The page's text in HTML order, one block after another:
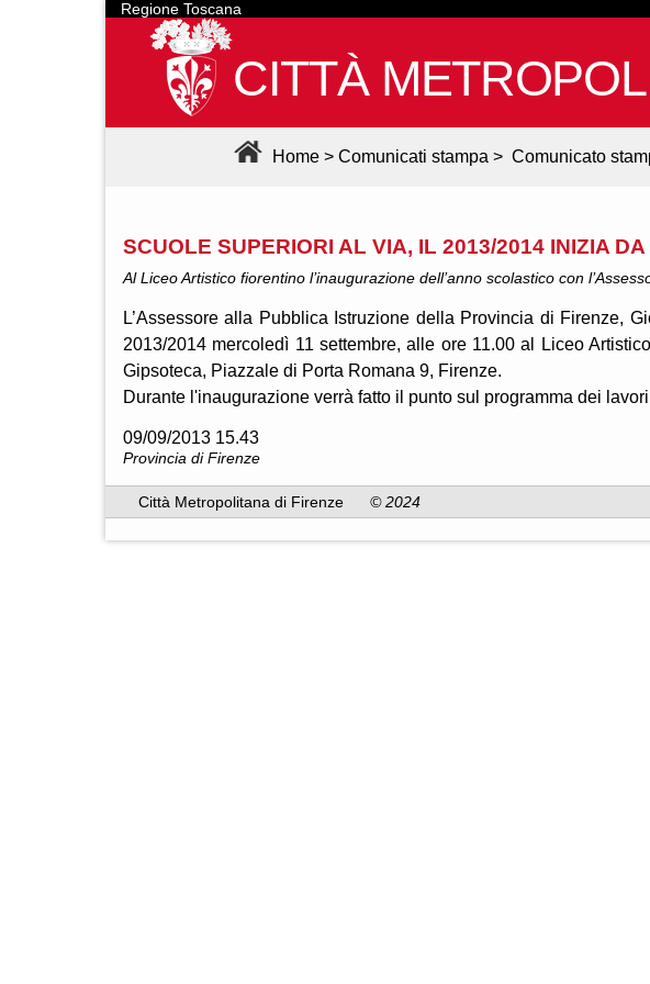
Regione Toscana
CITTÀ
Home > Comunicati stampa > Comunicato
SCUOLE SUPERIORI AL VIA, IL 2013/2014 INIZIA
Al Liceo Artistico fiorentino l’inaugurazione dell’anno scolastico con
L’Assessore alla Pubblica Istruzione della Provincia di Firenze,
2013/2014 mercoledì 11 settembre, alle ore 11.00 al Liceo
Gipsoteca, Piazzale di Porta Romana 9, Firenze.
Durante l'inaugurazione verrà fatto il punto sul programma dei
09/09/2013 15.43
Provincia di Firenze
Città Metropolitana di Firenze © 2024